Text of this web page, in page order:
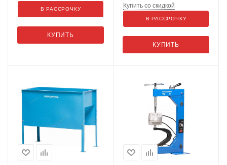
КУПИТЬ
В РАССРОЧКУ
КУПИТЬ
Купить со скидкой
В РАССРОЧКУ